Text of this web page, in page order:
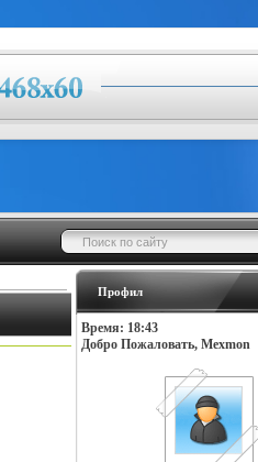
Профил
Время: 18:43
Добро Пожаловать, Mexmon